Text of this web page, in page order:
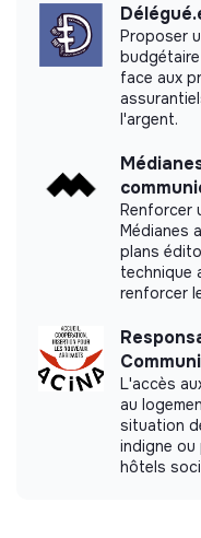
Proposer
face aux
l'argent.
Renforcer
Médianes
plans
technique
renforcer
L'accès
au
situation
indigne ou
hôtels